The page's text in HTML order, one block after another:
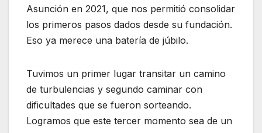
Asunción en 2021, que nos permitió consolidar
los primeros pasos dados desde su fundación.
Eso ya merece una batería de júbilo.
Tuvimos un primer lugar transitar un camino
de turbulencias y segundo caminar con
dificultades que se fueron sorteando.
Logramos que este tercer momento sea de un